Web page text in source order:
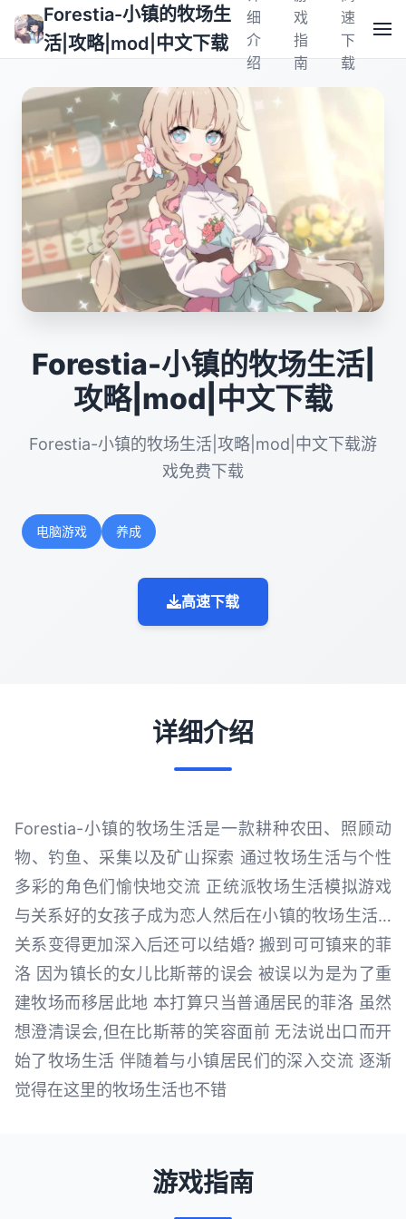
Forestia-小镇的牧场生
活|攻略|mod|中文下载
细
介
绍
戏
指
南
速
下
载
Forestia-小镇的牧场生活|
攻略|mod|中文下载
Forestia-小镇的牧场生活|攻略|mod|中文下载游
戏免费下载
电脑游戏 养成
高速下载
详细介绍
Forestia-小镇的牧场生活是一款耕种农田、照顾动
物、钓鱼、采集以及矿山探索 通过牧场生活与个性
多彩的角色们愉快地交流 正统派牧场生活模拟游戏
与关系好的女孩子成为恋人然后在小镇的牧场生活…
关系变得更加深入后还可以结婚? 搬到可可镇来的菲
洛 因为镇长的女儿比斯蒂的误会 被误以为是为了重
建牧场而移居此地 本打算只当普通居民的菲洛 虽然
想澄清误会,但在比斯蒂的笑容面前 无法说出口而开
始了牧场生活 伴随着与小镇居民们的深入交流 逐渐
觉得在这里的牧场生活也不错
游戏指南